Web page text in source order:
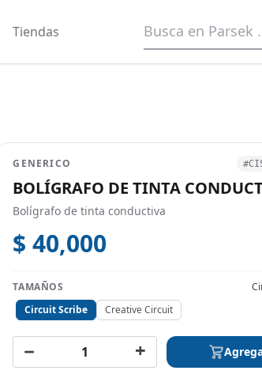
Tiendas
GENERICO
BOLÍGRAFO DE TINTA
Bolígrafo de tinta conductiva
$ 40,000
TAMAÑOS
Circuit Scribe
Creative Circuit
− +